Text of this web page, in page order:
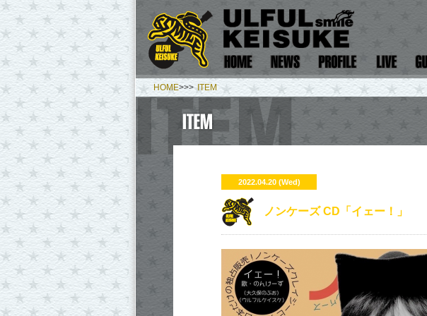
HOME>>> ITEM
2022.04.20 (Wed)
ノンケーズ CD「イェー！」